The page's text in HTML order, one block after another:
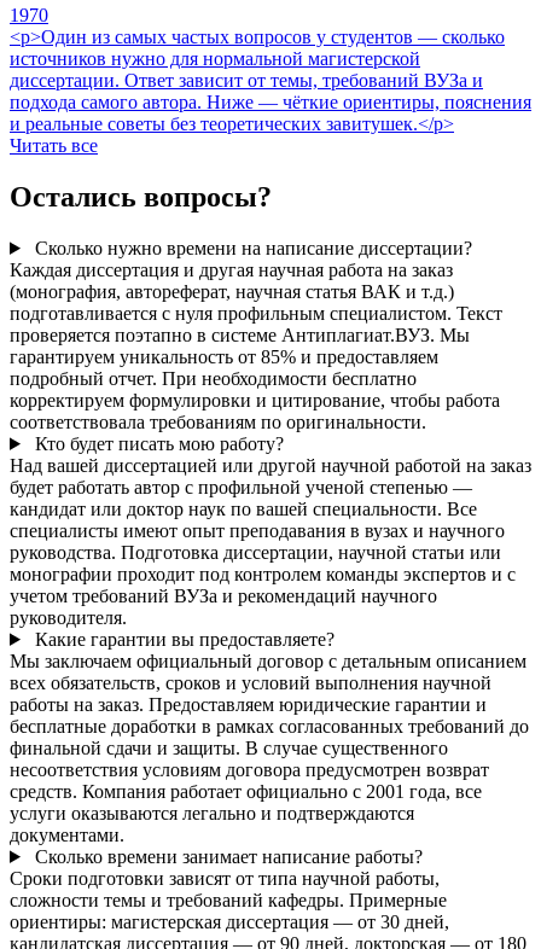
1970
<p>Один из самых частых вопросов у студентов — сколько
источников нужно для нормальной магистерской
диссертации. Ответ зависит от темы, требований ВУЗа и
подхода самого автора. Ниже — чёткие ориентиры, пояснения
и реальные советы без теоретических завитушек.</p>
Читать все
Остались вопросы?
Сколько нужно времени на написание диссертации?
Каждая диссертация и другая научная работа на заказ
(монография, автореферат, научная статья ВАК и т.д.)
подготавливается с нуля профильным специалистом. Текст
проверяется поэтапно в системе Антиплагиат.ВУЗ. Мы
гарантируем уникальность от 85% и предоставляем
подробный отчет. При необходимости бесплатно
корректируем формулировки и цитирование, чтобы работа
соответствовала требованиям по оригинальности.
Кто будет писать мою работу?
Над вашей диссертацией или другой научной работой на заказ
будет работать автор с профильной ученой степенью —
кандидат или доктор наук по вашей специальности. Все
специалисты имеют опыт преподавания в вузах и научного
руководства. Подготовка диссертации, научной статьи или
монографии проходит под контролем команды экспертов и с
учетом требований ВУЗа и рекомендаций научного
руководителя.
Какие гарантии вы предоставляете?
Мы заключаем официальный договор с детальным описанием
всех обязательств, сроков и условий выполнения научной
работы на заказ. Предоставляем юридические гарантии и
бесплатные доработки в рамках согласованных требований до
финальной сдачи и защиты. В случае существенного
несоответствия условиям договора предусмотрен возврат
средств. Компания работает официально с 2001 года, все
услуги оказываются легально и подтверждаются
документами.
Сколько времени занимает написание работы?
Сроки подготовки зависят от типа научной работы,
сложности темы и требований кафедры. Примерные
ориентиры: магистерская диссертация — от 30 дней,
кандидатская диссертация — от 90 дней, докторская — от 180